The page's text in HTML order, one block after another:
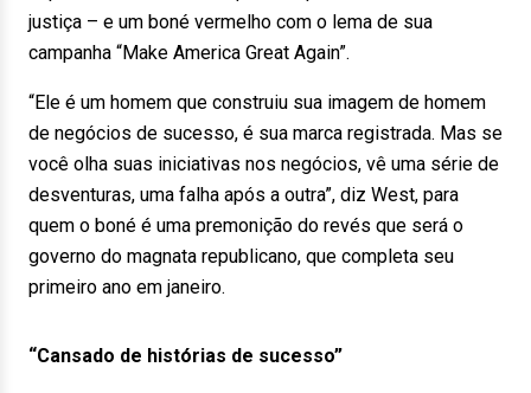
justiça – e um boné vermelho com o lema de sua
campanha “Make America Great Again”.
“Ele é um homem que construiu sua imagem de homem
de negócios de sucesso, é sua marca registrada. Mas se
você olha suas iniciativas nos negócios, vê uma série de
desventuras, uma falha após a outra”, diz West, para
quem o boné é uma premonição do revés que será o
governo do magnata republicano, que completa seu
primeiro ano em janeiro.
“Cansado de histórias de sucesso”